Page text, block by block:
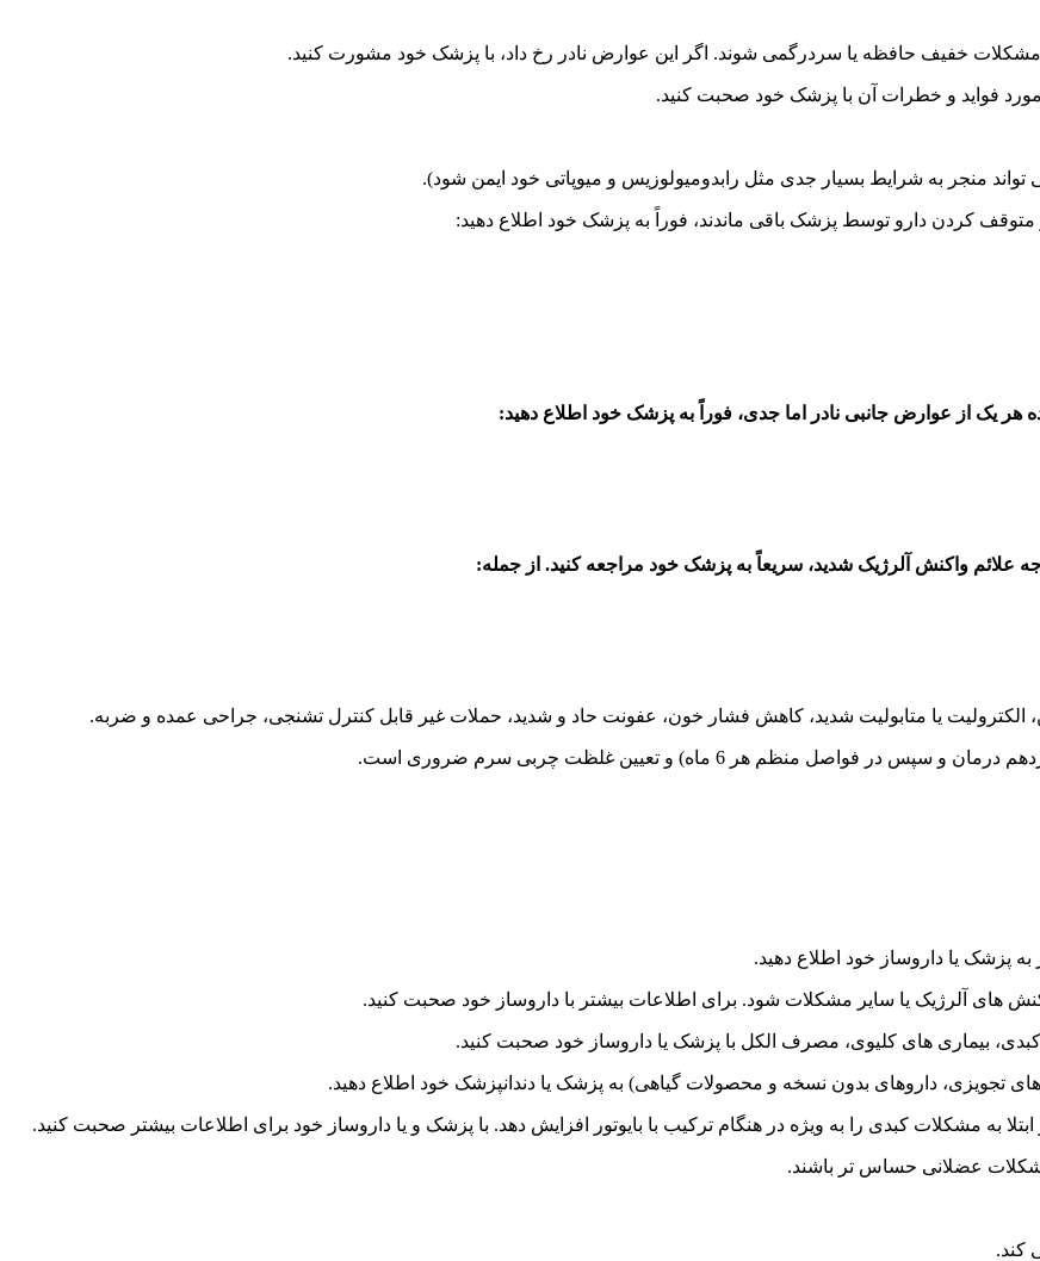
خفیف حافظه یا سردرگمی شوند. اگر این عوارض نادر رخ داد، با پزشک خود مشورت کنید.
مورد فواید و خطرات آن با پزشک خود صحبت کنید.
منجر به شرایط بسیار جدی مثل رابدومیولوزیس و میوپاتی خود ایمن شود).
کردن دارو توسط پزشک باقی ماندند، فوراً به پزشک خود اطلاع دهید:
از عوارض جانبی نادر اما جدی، فوراً به پزشک خود اطلاع دهید:
علائم واکنش آلرژیک شدید، سریعاً به پزشک خود مراجعه کنید. از جمله:
الکترولیت یا متابولیت شدید، کاهش فشار خون، عفونت حاد و شدید، حملات غیر قابل کنترل تشنجی، جراحی عمده و ضربه.
منظم هر 6 ماه) و تعیین غلظت چربی سرم ضروری است.
پزشک یا داروساز خود اطلاع دهید.
های آلرژیک یا سایر مشکلات شود. برای اطلاعات بیشتر با داروساز خود صحبت کنید.
بیماری های کلیوی، مصرف الکل با پزشک یا داروساز خود صحبت کنید.
تجویزی، داروهای بدون نسخه و محصولات گیاهی) به پزشک یا دندانپزشک خود اطلاع دهید.
به مشکلات کبدی را به ویژه در هنگام ترکیب با بایوتور افزایش دهد. با پزشک و یا داروساز خود برای اطلاعات بیشتر صحبت کنید.
عضلانی حساس تر باشند.
کند.